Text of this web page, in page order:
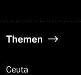
Themen
Ceuta